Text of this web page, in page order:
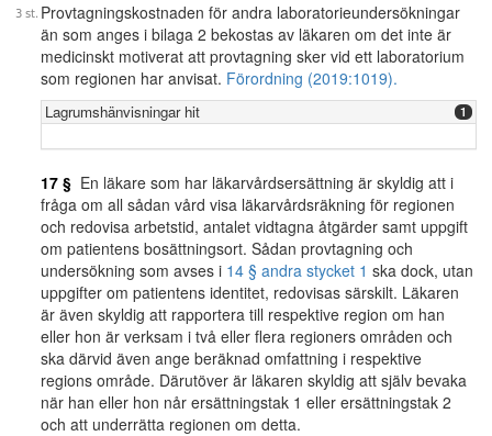
Provtagningskostnaden för andra laboratorieundersökningar
än som anges i bilaga 2 bekostas av läkaren om det inte är
medicinskt motiverat att provtagning sker vid ett laboratorium
som regionen har anvisat. Förordning (2019:1019).
Lagrumshänvisningar hit 1
17 § En läkare som har läkarvårdsersättning är skyldig att i
fråga om all sådan vård visa läkarvårdsräkning för regionen
och redovisa arbetstid, antalet vidtagna åtgärder samt uppgift
om patientens bosättningsort. Sådan provtagning och
undersökning som avses i 14 § andra stycket 1 ska dock, utan
uppgifter om patientens identitet, redovisas särskilt. Läkaren
är även skyldig att rapportera till respektive region om han
eller hon är verksam i två eller flera regioners områden och
ska därvid även ange beräknad omfattning i respektive
regions område. Därutöver är läkaren skyldig att själv bevaka
när han eller hon når ersättningstak 1 eller ersättningstak 2
och att underrätta regionen om detta.